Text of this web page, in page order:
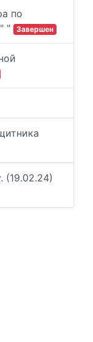
по
"
Завершен
(19.02.24)